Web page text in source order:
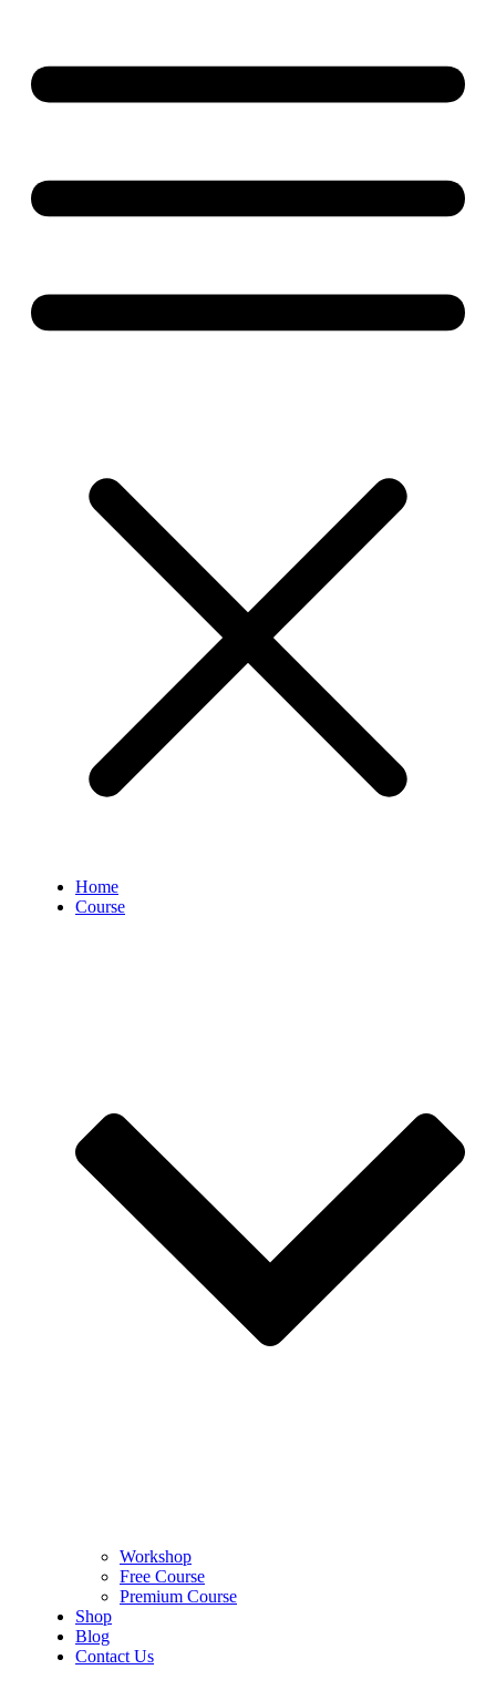
Home
Course
Workshop
Free Course
Premium Course
Shop
Blog
Contact Us